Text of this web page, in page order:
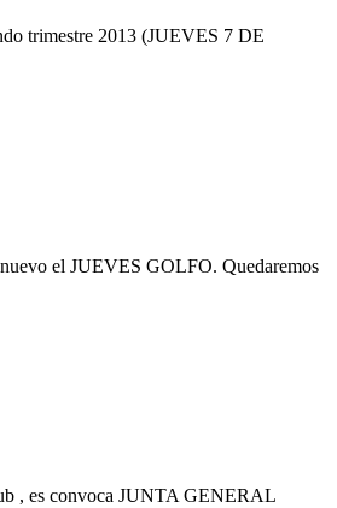
trimestre 2013 (JUEVES 7 DE
el JUEVES GOLFO. Quedaremos
, es convoca JUNTA GENERAL